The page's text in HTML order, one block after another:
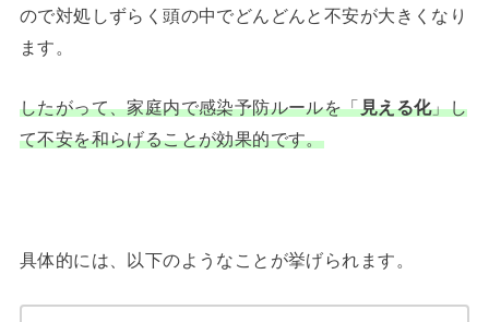
ので対処しずらく頭の中でどんどんと不安が大きくなり
ます。
したがって、家庭内で感染予防ルールを「見える化」し
て不安を和らげることが効果的です。
具体的には、以下のようなことが挙げられます。